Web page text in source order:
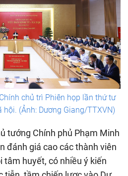
chủ trì Phiên họp lần thứ tư
(Ảnh: Dương Giang/TTXVN)
tướng Chính phủ Phạm Minh
đánh giá cao các thành viên
tâm huyết, có nhiều ý kiến